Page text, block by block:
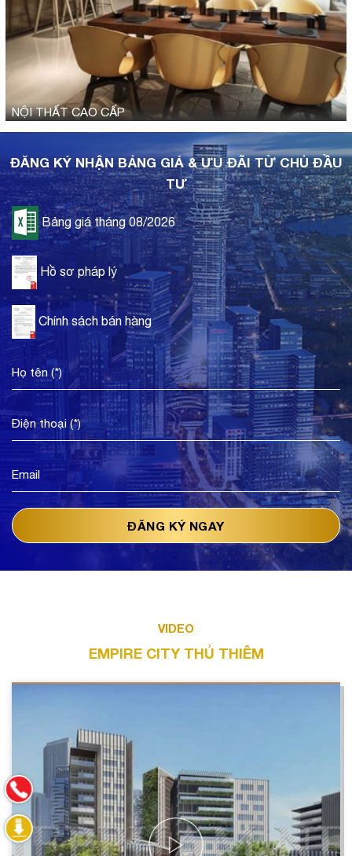
NỘI THẤT CAO CẤP
ĐĂNG KÝ NHẬN BẢNG GIÁ & ƯU ĐÃI TỪ CHỦ ĐẦU
TƯ
Bảng giá tháng 08/2026
Hồ sơ pháp lý
Chính sách bán hàng
VIDEO
EMPIRE CITY THỦ THIÊM